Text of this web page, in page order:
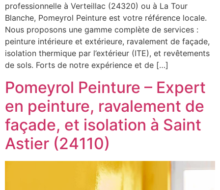
professionnelle à Verteillac (24320) ou à La Tour
Blanche, Pomeyrol Peinture est votre référence locale.
Nous proposons une gamme complète de services :
peinture intérieure et extérieure, ravalement de façade,
isolation thermique par l’extérieur (ITE), et revêtements
de sols. Forts de notre expérience et de […]
Pomeyrol Peinture – Expert
en peinture, ravalement de
façade, et isolation à Saint
Astier (24110)